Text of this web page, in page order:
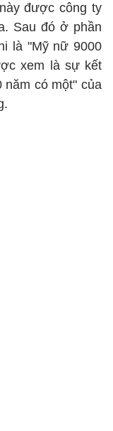
được công ty
Sau đó ở phần
là "Mỹ nữ 9000
xem là sự kết
có một" của